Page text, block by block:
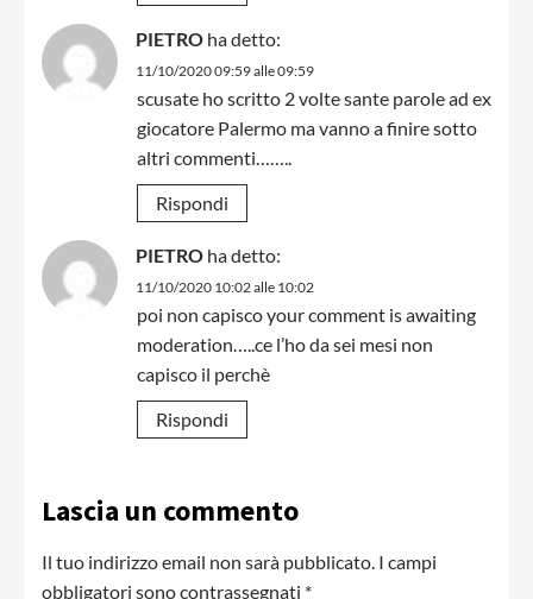
PIETRO ha detto:
11/10/2020 09:59 alle 09:59
scusate ho scritto 2 volte sante parole ad ex
giocatore Palermo ma vanno a finire sotto
altri commenti……..
Rispondi
PIETRO ha detto:
11/10/2020 10:02 alle 10:02
poi non capisco your comment is awaiting
moderation…..ce l’ho da sei mesi non
capisco il perchè
Rispondi
Lascia un commento
Il tuo indirizzo email non sarà pubblicato. I campi
obbligatori sono contrassegnati *